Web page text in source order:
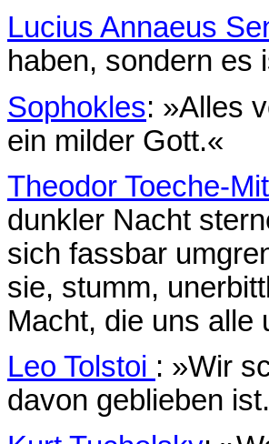
Lucius Annaeus
haben, sondern es
Sophokles: »Alles
ein milder Gott.«
Theodor Toeche-
dunkler Nacht
sich fassbar
sie, stumm,
Macht, die uns alle
Leo Tolstoi : »Wir
davon geblieben